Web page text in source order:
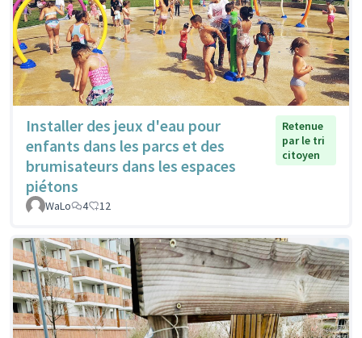
Installer des jeux d'eau pour
enfants dans les parcs et des
brumisateurs dans les espaces
piétons
Retenue
par le tri
citoyen
WaLo 4 12